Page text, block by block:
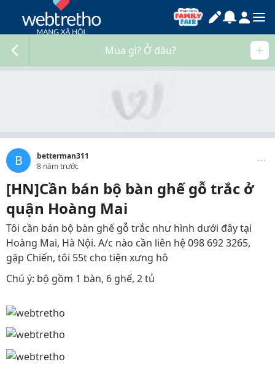
Mua gì? Ở đâu?
B
betterman311
8 năm trước
[HN]Cần bán bộ bàn ghế gỗ trắc ở
quận Hoàng Mai
Tôi cần bán bộ bàn ghế gỗ trắc như hình dưới đây tại
Hoàng Mai, Hà Nội. A/c nào cần liên hệ 098 692 3265,
gặp Chiến, tôi 55t cho tiện xưng hô
Chú ý: bộ gồm 1 bàn, 6 ghế, 2 tủ